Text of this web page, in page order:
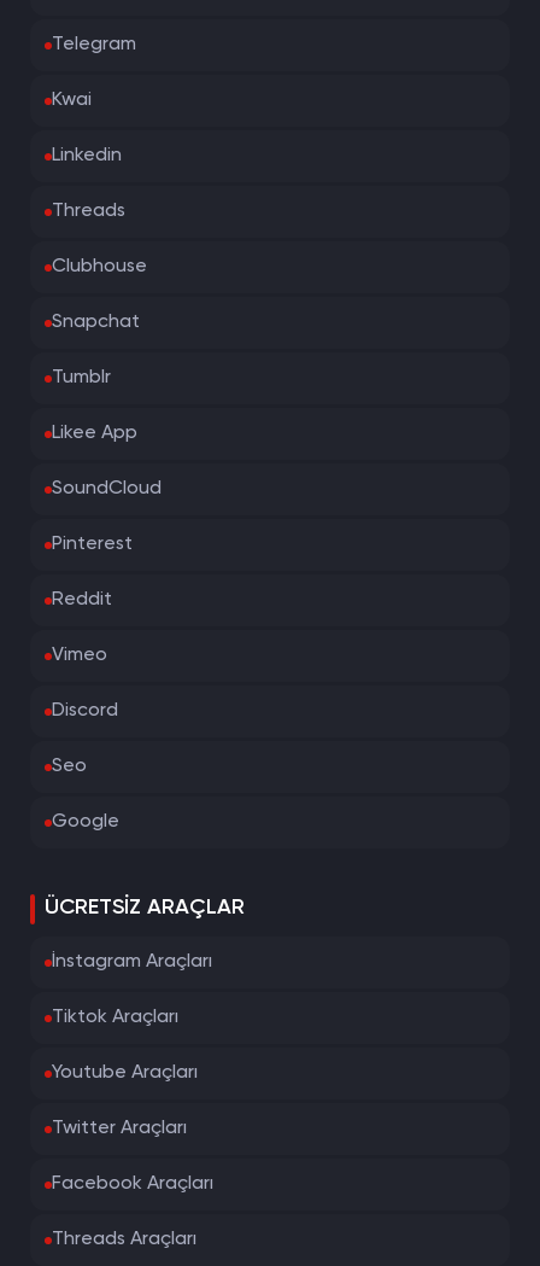
Telegram
Kwai
Linkedin
Threads
Clubhouse
Snapchat
Tumblr
Likee App
SoundCloud
Pinterest
Reddit
Vimeo
Discord
Seo
Google
ÜCRETSIZ ARAÇLAR
İnstagram Araçları
Tiktok Araçları
Youtube Araçları
Twitter Araçları
Facebook Araçları
Threads Araçları